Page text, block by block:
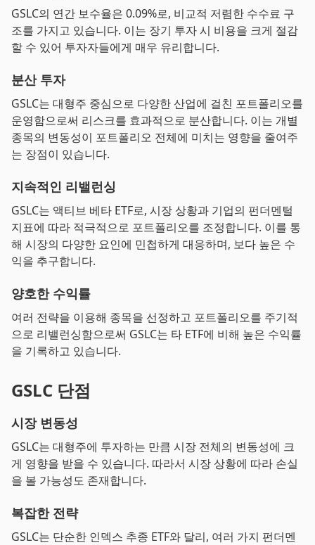
GSLC의 연간 보수율은 0.09%로, 비교적 저렴한 수수료 구
조를 가지고 있습니다. 이는 장기 투자 시 비용을 크게 절감
할 수 있어 투자자들에게 매우 유리합니다.
분산 투자
GSLC는 대형주 중심으로 다양한 산업에 걸친 포트폴리오를
운영함으로써 리스크를 효과적으로 분산합니다. 이는 개별
종목의 변동성이 포트폴리오 전체에 미치는 영향을 줄여주
는 장점이 있습니다.
지속적인 리밸런싱
GSLC는 액티브 베타 ETF로, 시장 상황과 기업의 펀더멘털
지표에 따라 적극적으로 포트폴리오를 조정합니다. 이를 통
해 시장의 다양한 요인에 민첩하게 대응하며, 보다 높은 수
익을 추구합니다.
양호한 수익률
여러 전략을 이용해 종목을 선정하고 포트폴리오를 주기적
으로 리밸런싱함으로써 GSLC는 타 ETF에 비해 높은 수익률
을 기록하고 있습니다.
GSLC 단점
시장 변동성
GSLC는 대형주에 투자하는 만큼 시장 전체의 변동성에 크
게 영향을 받을 수 있습니다. 따라서 시장 상황에 따라 손실
을 볼 가능성도 존재합니다.
복잡한 전략
GSLC는 단순한 인덱스 추종 ETF와 달리, 여러 가지 펀더멘